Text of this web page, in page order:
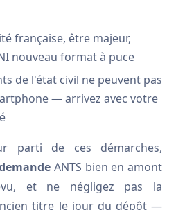
française, être majeur,
nouveau format à puce
de l'état civil ne peuvent pas
— arrivez avec votre
parti de ces démarches,
ANTS bien en amont
et ne négligez pas la
titre le jour du dépôt —